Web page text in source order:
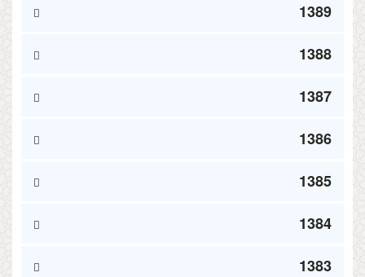
1389
1388
1387
1386
1385
1384
1383